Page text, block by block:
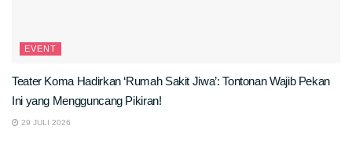
EVENT
Teater Koma Hadirkan ‘Rumah Sakit Jiwa’: Tontonan Wajib Pekan
Ini yang Mengguncang Pikiran!
29 JULI 2026